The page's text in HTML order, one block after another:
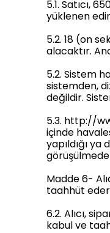
5.1. Satıcı,
yüklenen
5.2. 18 (on
alacaktır.
5.2. Sistem
sistemden,
değildir.
5.3. http://
içinde
yapıldığı
Madde 6-
taahhüt
6.2. Alıcı,
kabul ve